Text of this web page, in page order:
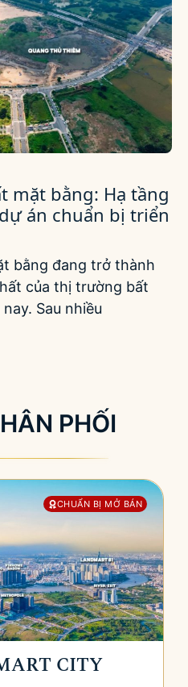
mặt bằng: Hạ tầng
án chuẩn bị triển
bằng đang trở thành
của thị trường bất
Sau nhiều
PHỐI
CHUẨN BỊ MỞ BÁN
CITY